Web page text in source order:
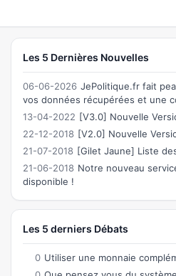
Les 5 Dernières Nouvelles
06-06-2026 JePolitique.fr fait
vos données récupérées et une
13-04-2022 [V3.0] Nouvelle
22-12-2018 [V2.0] Nouvelle
21-07-2018 [Gilet Jaune] Liste
21-06-2018 Notre nouveau
disponible !
Les 5 derniers Débats
0 Utiliser une monnaie complémentaire co-créée